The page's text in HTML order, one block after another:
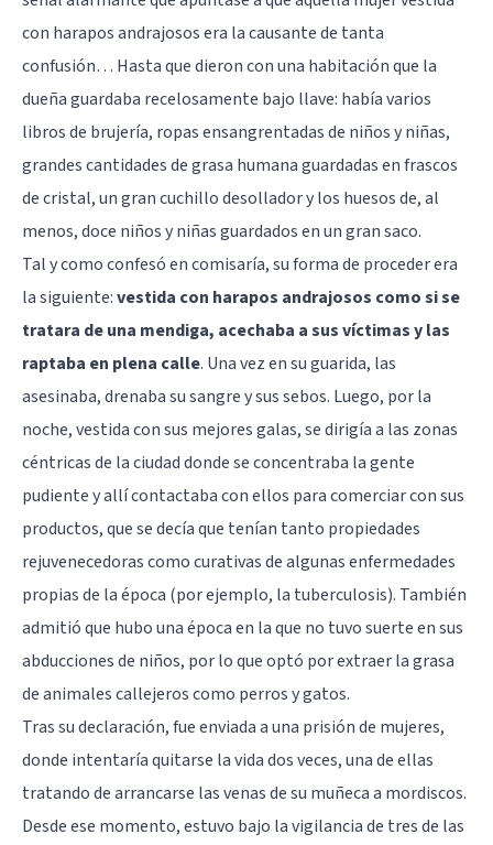
con harapos andrajosos era la causante de tanta
confusión… Hasta que dieron con una habitación que la
dueña guardaba recelosamente bajo llave: había varios
libros de brujería, ropas ensangrentadas de niños y niñas,
grandes cantidades de grasa humana guardadas en frascos
de cristal, un gran cuchillo desollador y los huesos de, al
menos, doce niños y niñas guardados en un gran saco.
Tal y como confesó en comisaría, su forma de proceder era
la siguiente:vestida con harapos andrajosos como si se
tratara de una mendiga, acechaba a sus víctimas y las
raptaba en plena calle. Una vez en su guarida, las
asesinaba, drenaba su sangre y sus sebos. Luego, por la
noche, vestida con sus mejores galas, se dirigía a las zonas
céntricas de la ciudad donde se concentraba la gente
pudiente y allí contactaba con ellos para comerciar con sus
productos, que se decía que tenían tanto propiedades
rejuvenecedoras como curativas de algunas enfermedades
propias de la época (por ejemplo, la tuberculosis). También
admitió que hubo una época en la que no tuvo suerte en sus
abducciones de niños, por lo que optó por extraer la grasa
de animales callejeros como perros y gatos.
Tras su declaración, fue enviada a una prisión de mujeres,
donde intentaría quitarse la vida dos veces, una de ellas
tratando de arrancarse las venas de su muñeca a mordiscos.
Desde ese momento, estuvo bajo la vigilancia de tres de las